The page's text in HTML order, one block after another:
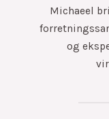
Michaeel
og